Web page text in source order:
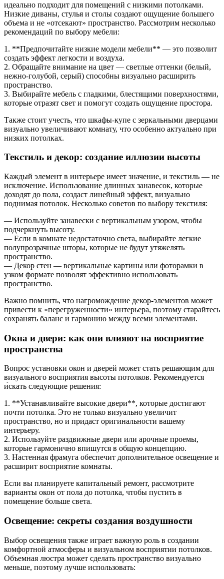
идеально подходит для помещений с низкими потолками.
Низкие диваны, стулья и столы создают ощущение большего
объема и не «отсекают» пространство. Рассмотрим несколько
рекомендаций по выбору мебели:
1. **Предпочитайте низкие модели мебели** — это позволит
создать эффект легкости и воздуха.
2. Обращайте внимание на цвет — светлые оттенки (белый,
нежно-голубой, серый) способны визуально расширить
пространство.
3. Выбирайте мебель с гладкими, блестящими поверхностями,
которые отразят свет и помогут создать ощущение простора.
Также стоит учесть, что шкафы-купе с зеркальными дверцами
визуально увеличивают комнату, что особенно актуально при
низких потолках.
Текстиль и декор: создание иллюзии высоты
Каждый элемент в интерьере имеет значение, и текстиль — не
исключение. Использование длинных занавесок, которые
доходят до пола, создаст линейный эффект, визуально
поднимая потолок. Несколько советов по выбору текстиля:
— Используйте занавески с вертикальным узором, чтобы
подчеркнуть высоту.
— Если в комнате недостаточно света, выбирайте легкие
полупрозрачные шторы, которые не будут утяжелять
пространство.
— Декор стен — вертикальные картины или фоторамки в
узком формате позволят эффективно использовать
пространство.
Важно помнить, что нагромождение декор-элементов может
привести к «перегруженности» интерьера, поэтому старайтесь
сохранять баланс и гармонию между всеми элементами.
Окна и двери: как они влияют на восприятие
пространства
Вопрос установки окон и дверей может стать решающим для
визуального восприятия высоты потолков. Рекомендуется
и́скать следующие решения:
1. **Устанавливайте высокие двери**, которые достигают
почти потолка. Это не только визуально увеличит
пространство, но и придаст оригинальности вашему
интерьеру.
2. Используйте раздвижные двери или арочные проемы,
которые гармонично впишутся в общую концепцию.
3. Настенная фрамуга обеспечит дополнительное освещение и
расширит восприятие комнаты.
Если вы планируете капитальный ремонт, рассмотрите
варианты окон от пола до потолка, чтобы пустить в
помещение больше света.
Освещение: секреты создания воздушности
Выбор освещения также играет важную роль в создании
комфортной атмосферы и визуальном восприятии потолков.
Объемная люстра может сделать пространство визуально
меньше, поэтому лучше использовать: